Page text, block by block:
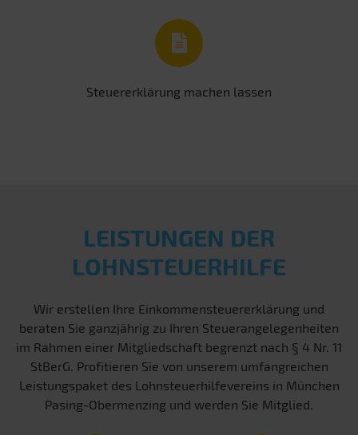
Steuererklärung machen lassen
LEISTUNGEN DER
LOHNSTEUERHILFE
Wir erstellen Ihre Einkommensteuererklärung und
beraten Sie ganzjährig zu Ihren Steuerangelegenheiten
im Rahmen einer Mitgliedschaft begrenzt nach § 4 Nr. 11
StBerG. Profitieren Sie von unserem umfangreichen
Leistungspaket des Lohnsteuerhilfevereins in München
Pasing-Obermenzing und werden Sie Mitglied.